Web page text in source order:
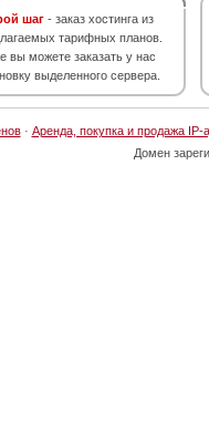
шаг - заказ хостинга из
тарифных планов.
вы можете заказать у нас
выделенного сервера.
· Аренда, покупка и продажа IP-
Домен